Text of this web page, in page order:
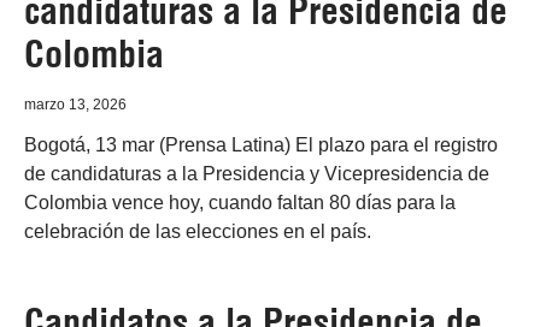
candidaturas a la Presidencia de
Colombia
marzo 13, 2026
Bogotá, 13 mar (Prensa Latina) El plazo para el registro
de candidaturas a la Presidencia y Vicepresidencia de
Colombia vence hoy, cuando faltan 80 días para la
celebración de las elecciones en el país.